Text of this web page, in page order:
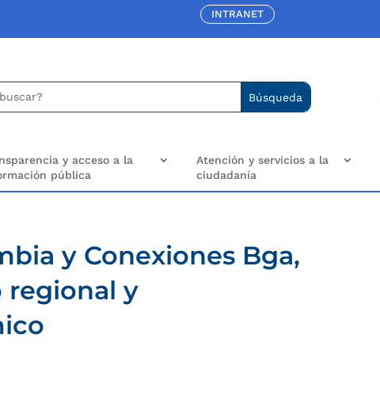
INTRANET
y acceso a la
pública
Atención y servicios a la
ciudadanía
y Conexiones Bga,
regional y